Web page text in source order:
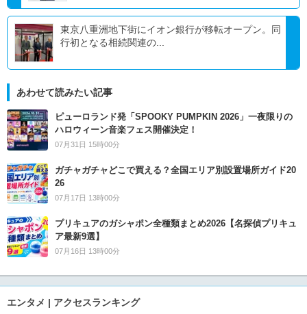
東京八重洲地下街にイオン銀行が移転オープン。同
行初となる相続関連の...
あわせて読みたい記事
ピューロランド発「SPOOKY PUMPKIN 2026」一夜限りの
ハロウィーン音楽フェス開催決定！
07月31日 15時00分
ガチャガチャどこで買える？全国エリア別設置場所ガイド20
26
07月17日 13時00分
プリキュアのガシャポン全種類まとめ2026【名探偵プリキュ
ア最新9選】
07月16日 13時00分
エンタメ | アクセスランキング